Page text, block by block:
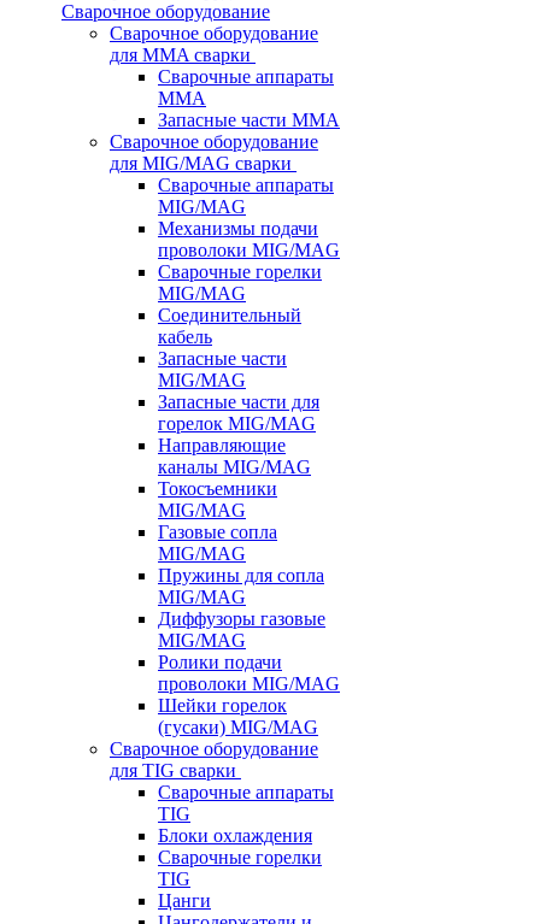
Сварочное оборудование
Сварочное оборудование
для MMA сварки
Сварочные аппараты
MMA
Запасные части MMA
Сварочное оборудование
для MIG/MAG сварки
Сварочные аппараты
MIG/MAG
Механизмы подачи
проволоки MIG/MAG
Сварочные горелки
MIG/MAG
Соединительный
кабель
Запасные части
MIG/MAG
Запасные части для
горелок MIG/MAG
Направляющие
каналы MIG/MAG
Токосъемники
MIG/MAG
Газовые сопла
MIG/MAG
Пружины для сопла
MIG/MAG
Диффузоры газовые
MIG/MAG
Ролики подачи
проволоки MIG/MAG
Шейки горелок
(гусаки) MIG/MAG
Сварочное оборудование
для TIG сварки
Сварочные аппараты
TIG
Блоки охлаждения
Сварочные горелки
TIG
Цанги